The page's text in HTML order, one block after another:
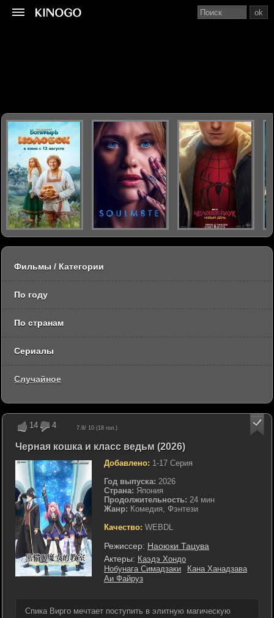
14 4 7.8/ 10 (18 гол.)
Черная кошка и класс ведьм (2026)
Добавлено: 1-17 Серия
Год выпуска: 2026
Страна: Япония
Продолжительность: 24 мин
Жанр: Комедия, Фэнтези
Качество: WEBDL
Режиссер: Наоюки Тацува
Актеры: Каэдэ Хондо
Нобунага Симадзаки
Кана Ханадзава
Аи Файруз
Спика Вирго мечтает поступить в элитную магическую
ok
Фильмы / Категории
По году
По странам
Сериалы
Случайное